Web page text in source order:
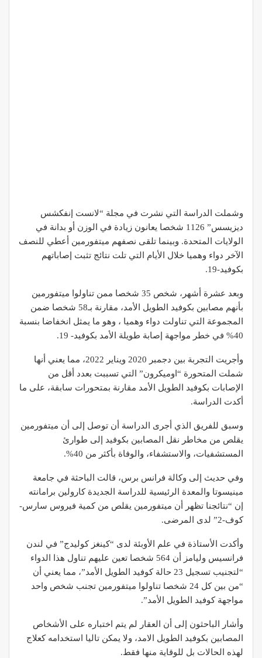
وشملت الدراسة التي نشرت في مجلة “لانست إنفكشس
ديزيسس” 1126 شخصا يعانون زيادة في الوزن أو بدانة في
الولايات المتحدة. وبينما تلقى نصفهم ميتفورمين أعطي للنصف
الآخر دواء وهميا خلال الأيام التي تلت نتائج تثبت إصاباتهم
بكوفيد-19.
وبعد عشرة أشهر، شخص 35 شخصا ممن تناولوا ميتفورمين
بأنهم مصابين بكوفيد الطويل الأمد، مقارنة بـ58 شخصا ضمن
المجموعة التي تناولت دواء وهميا ، وهو ما يمثل انخفاضا بنسبة
40% في خطر مواجهة إصابة طويلة الأمد بكوفيد- 19.
وأجريت التجربة بين دجمبر 2020 ويناير 2022، مما يعني أنها
شملت المتحورة “اوميكرون” التي تسببت بعدد أقل من
الإصابات بكوفيد الطويل الأمد مقارنة بمتحورات سابقة، على ما
أكدت الدراسة.
وسبق للفريق الذي أجرى الدراسة أن توصل إلى أن ميتفورمين
يقلص من مخاطر نقل المصابين بكوفيد إلى طوارئ
المستشفيات، والاستشفاء، والوفاة بأكثر من 40%.
وفي حديث إلى وكالة فرانس برس، قالت الباحثة في جامعة
مينيسوتا والمعدة الرئيسية للدراسة الجديدة كارولين برامانته
إن “نتائجنا تظهر أن ميتفورمين يقلص من كمية فيروس سارس-
كوف-2” لدى المرضى.
وأكدت الأستاذة في علم الأوبئة لدى “كينغز كوليدج” في لندن
فرانسيس وليامز أن 564 شخصا تعين عليهم تناول هذا الدواء
“لتجنيب تسجيل 23 حالة كوفيد الطويل الأمد”، مما يعني أن
“من بين كل 24 شخصا تناولوا ميتفورمين تجنب شخص واحد
مواجهة كوفيد الطويل الأمد”.
وأشار الباحثون إلى أن العقار لم يتم اختباره على الأشخاص
المصابين بكوفيد الطويل الامد، ولا يمكن تاليا استخدامه كعلاج
لهذه الحالات بل للوقاية منها فقط.